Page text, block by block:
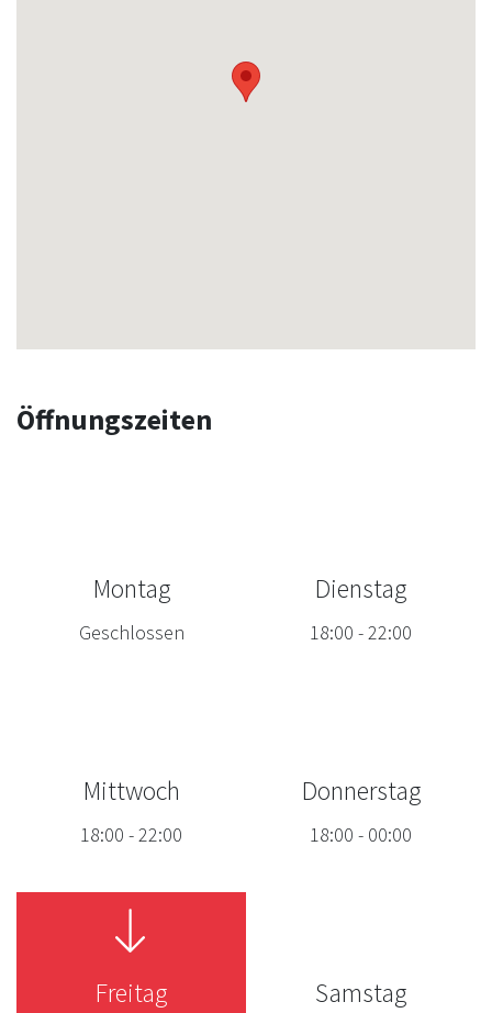
Öffnungszeiten
Montag
Geschlossen
Dienstag
18:00 -22:00
Mittwoch
18:00 -22:00
Donnerstag
18:00 - 00:00
Freitag Samstag